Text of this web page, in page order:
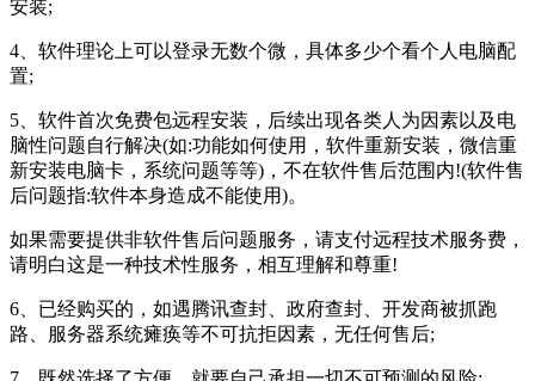
安装;
4、软件理论上可以登录无数个微，具体多少个看个人电脑配
置;
5、软件首次免费包远程安装，后续出现各类人为因素以及电
脑性问题自行解决(如:功能如何使用，软件重新安装，微信重
新安装电脑卡，系统问题等等)，不在软件售后范围内!(软件售
后问题指:软件本身造成不能使用)。
如果需要提供非软件售后问题服务，请支付远程技术服务费，
请明白这是一种技术性服务，相互理解和尊重!
6、已经购买的，如遇腾讯查封、政府查封、开发商被抓跑
路、服务器系统瘫痪等不可抗拒因素，无任何售后;